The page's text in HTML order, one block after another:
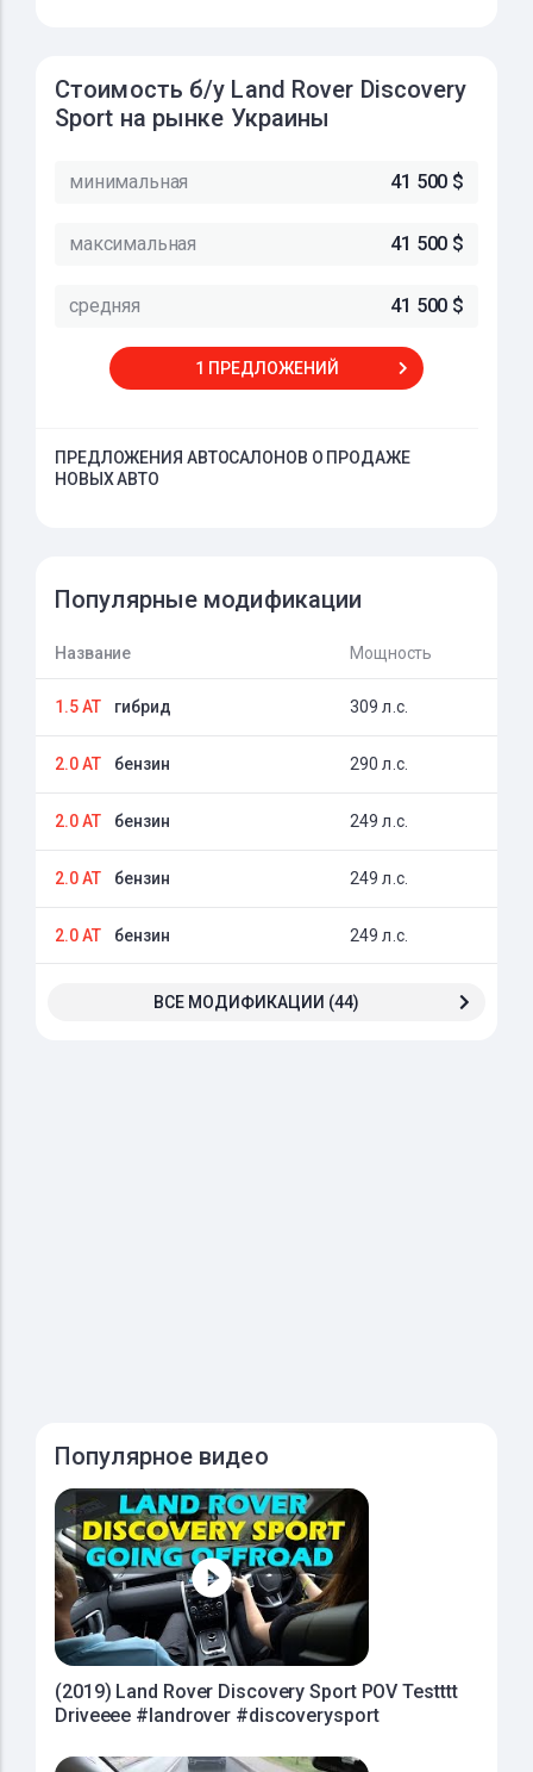
Стоимость б/у Land Rover Discovery
Sport на рынке Украины
минимальная 41 500 $
максимальная 41 500 $
средняя 41 500 $
1 ПРЕДЛОЖЕНИЙ
ПРЕДЛОЖЕНИЯ АВТОСАЛОНОВ О ПРОДАЖЕ
НОВЫХ АВТО
Популярные модификации
Название Мощность
1.5 AT гибрид 309 л.с.
2.0 AT бензин 290 л.с.
2.0 AT бензин 249 л.с.
2.0 AT бензин 249 л.с.
2.0 AT бензин 249 л.с.
ВСЕ МОДИФИКАЦИИ (44)
Популярное видео
(2019) Land Rover Discovery Sport POV Testttt
Driveeee #landrover #discoverysport